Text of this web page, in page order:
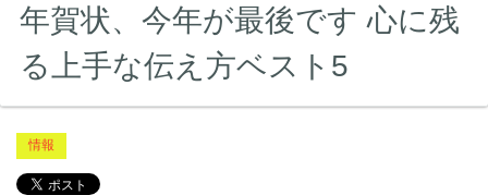
年賀状、今年が最後です 心に残
る上手な伝え方ベスト5
情報